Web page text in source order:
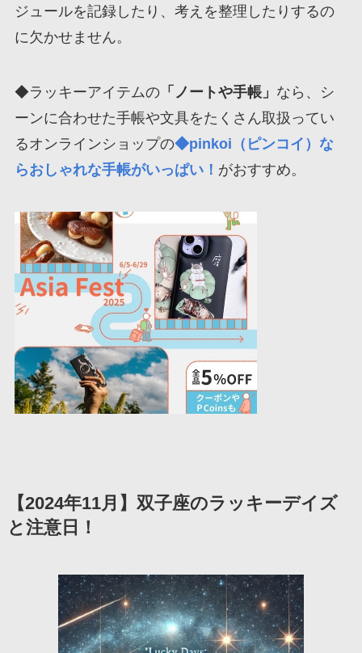
ジュールを記録したり、考えを整理したりするの
に欠かせません。
◆ラッキーアイテムの「ノートや手帳」 なら、シ
ーンに合わせた手帳や文具をたくさん取扱ってい
るオンラインショップの◆pinkoi（ピンコイ）な
らおしゃれな手帳がいっぱい！ がおすすめ。
【2024年11月】双子座のラッキーデイズ
と注意日！